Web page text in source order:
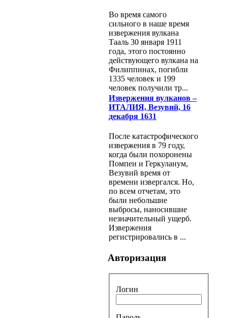
Во время самого
сильного в наше время
извержения вулкана
Тааль 30 января 1911
года, этого постоянно
действующего вулкана на
Филиппинах, погибли
1335 человек и 199
человек получили тр...
Извержения вулканов –
ИТАЛИЯ, Везувий, 16
декабря 1631
После катастрофического
извержения в 79 году,
когда были похоронены
Помпеи и Геркуланум,
Везувий время от
времени извергался. Но,
по всем отчетам, это
были небольшие
выбросы, наносившие
незначительный ущерб.
Извержения
регистрировались в ...
Авторизация
Логин